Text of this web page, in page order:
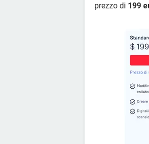
prezzo di 199